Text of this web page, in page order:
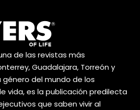
una de las revistas más
Guadalajara, Torreón y
género del mundo de los
vida, es la publicación predilecta
que saben vivir al